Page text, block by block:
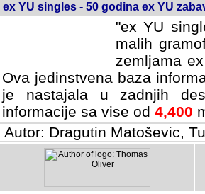
ex YU singles - 50 godina ex YU
"ex YU
malih
zemljama
Ova jedinstvena baza
je nastajala u zadnjih
informacije sa vise od 4,400
Autor: Dragutin Matoševic,